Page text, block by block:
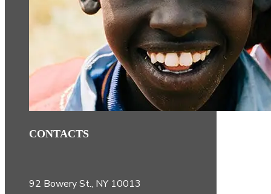
CONTACTS
92 Bowery St., NY 10013